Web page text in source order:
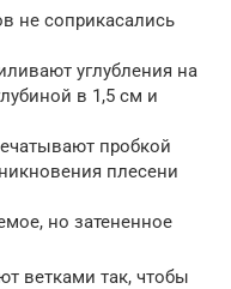
не соприкасались
углубления на
в 1,5 см и
пробкой
плесени
но затененное
ветками так, чтобы